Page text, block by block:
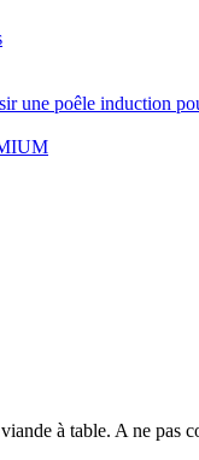
une poêle induction
à table. A ne pas